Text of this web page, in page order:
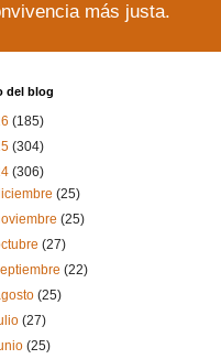
más justa.
del blog
(185)
(304)
(306)
(25)
(25)
(27)
(22)
(25)
(27)
(25)